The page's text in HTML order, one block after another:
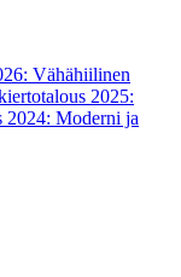
Vähähiilinen
2025:
2024: Moderni ja